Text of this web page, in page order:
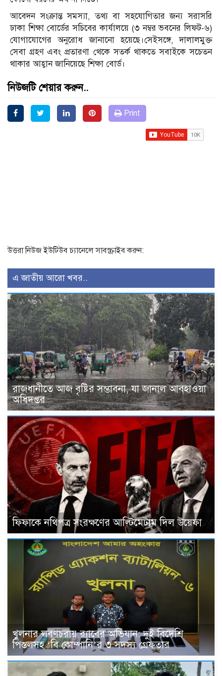
আবেদন সংক্রান্ত সমস্যা, তথ্য বা সহযোগিতার জন্য সরাসরি
ঢাকা শিক্ষা বোর্ডের সচিবের কার্যালয়ে (৩ নম্বর ভবনের লিফট-৬)
যোগাযোগের অনুরোধ জানানো হয়েছে।সেইসঙ্গে, দালালমুক্ত
সেবা গ্রহণ এবং প্রতারণা থেকে সতর্ক থাকতে সবাইকে সচেতন
থাকার আহ্বান জানিয়েছে শিক্ষা বোর্ড।
নিউজটি শেয়ার করুন..
Print
উত্তরা নিউজ ইউটিউব চ্যানেলে সাবস্ক্রাইব করুন:
এ জাতীয় আরো খবর..
রাজধানীতে আজ বৃষ্টির সম্ভাবনা, যা জানাল আবহাওয়া
অধিদপ্তর
ফিফাকে নথিপত্র সংরক্ষণের আল্টিমেটাম দিল উয়েফা
খুলনার লবণচরায় র‍্যাবের অভিযান: দুই বিদেশি
পিস্তলসহ ‘বি কোম্পানি’র ৩ সদস্য গ্রেফতার